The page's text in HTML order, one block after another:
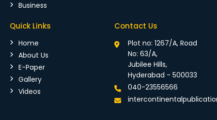
Business
Quick Links
Home
About Us
E-Paper
Gallery
Videos
Contact Us
Plot no: 1267/A, Road
No: 63/A,
Jubilee Hills,
Hyderabad - 500033
040-23556566